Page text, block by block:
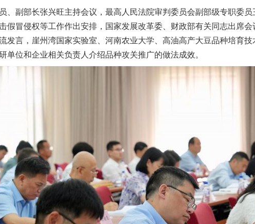
副部长张兴旺主持会议，最高人民法院审判委员会副部级专职委员
假冒侵权等工作作出安排，国家发展改革委、财政部有关同志出席
发言，崖州湾国家实验室、河南农业大学、高油高产大豆品种培育技
单位和企业相关负责人介绍品种攻关推广的做法成效。
任有效落实 一纸欠条伤亲情 巡回调解促和解..
素超标问题” 法徽映军营 权益有保障